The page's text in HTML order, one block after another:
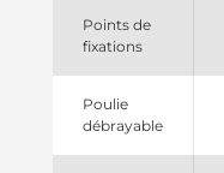
Points de
fixations
Poulie
débrayable